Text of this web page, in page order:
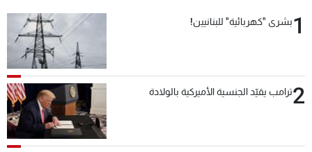
1بشرى "كهربائية" للبنانيين!
2ترامب يقيّد الجنسية الأميركية بالولادة